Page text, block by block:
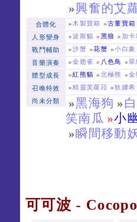
»興奮的艾
合體化 »木製寶箱 »古董寶箱
人形變身
»波斯貓 » 黑狼 » 加
戰鬥輔助
»沙蟹 »花蟹 »小白象
音樂演奏
»金翅雀 » 八色鳥 »翠
體型成長
»紅熊貓 » 北極熊 »金
召喚特效
»精靈芙蘿菈 »狄娜希
尚未分類
»黑海狗 »
笑南瓜 »小
»瞬間移動
可可波 - Cocopo